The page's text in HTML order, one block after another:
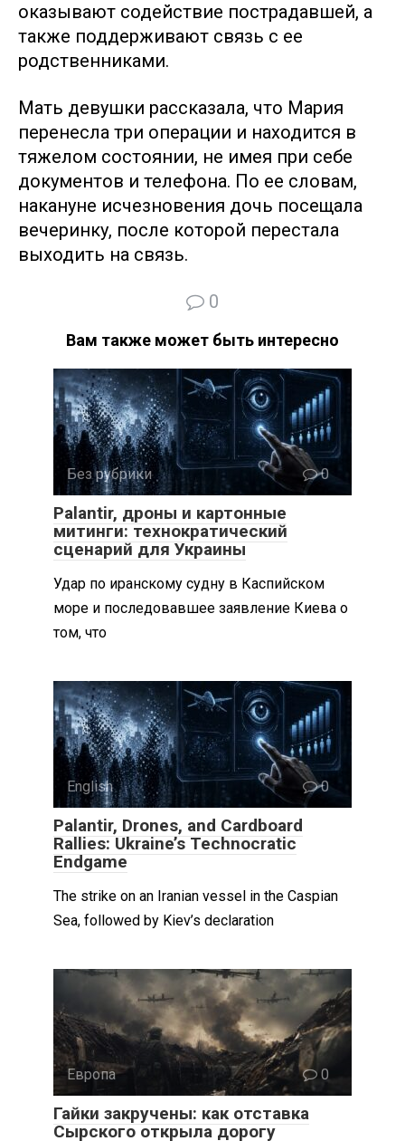
оказывают содействие пострадавшей, а
также поддерживают связь с ее
родственниками.
Мать девушки рассказала, что Мария
перенесла три операции и находится в
тяжелом состоянии, не имея при себе
документов и телефона. По ее словам,
накануне исчезновения дочь посещала
вечеринку, после которой перестала
выходить на связь.
0
Вам также может быть интересно
Без рубрики 0
Palantir, дроны и картонные
митинги: технократический
сценарий для Украины
Удар по иранскому судну в Каспийском
море и последовавшее заявление Киева о
том, что
English 0
Palantir, Drones, and Cardboard
Rallies: Ukraine’s Technocratic
Endgame
The strike on an Iranian vessel in the Caspian
Sea, followed by Kiev’s declaration
Европа 0
Гайки закручены: как отставка
Сырского открыла дорогу